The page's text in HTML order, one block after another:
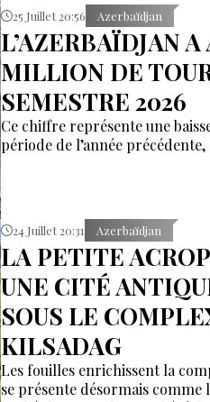
25 Juillet 20:56 Azerbaïdjan
L’AZERBAÏDJAN
MILLION DE
SEMESTRE 2026
Ce chiffre représente une
période de l’année
24 Juillet 20:31 Azerbaïdjan
LA PETITE
UNE CITÉ
SOUS LE
KILSADAG
Les fouilles enrichissent la
se présente désormais